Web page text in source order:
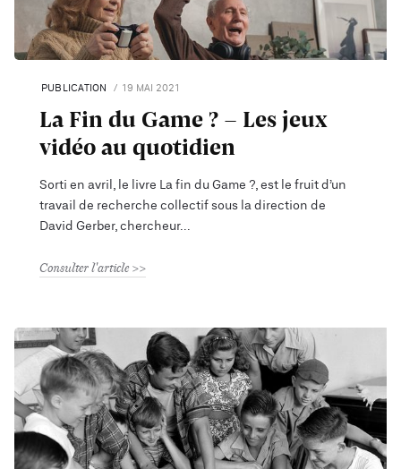
PUBLICATION 19 MAI 2021
La Fin du Game ? - Les jeux
vidéo au quotidien
Sorti en avril, le livre La fin du Game ?, est le fruit d’un
travail de recherche collectif sous la direction de
David Gerber, chercheur
Consulter l'article